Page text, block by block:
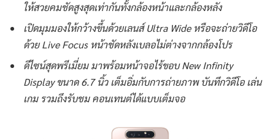
ให้สวยคมชัดสูงสุดเท่ากันทั้งกล้องหน้าและกล้องหลัง
เปิดมุมมองให้กว้างขึ้นด้วยเลนส์Ultra Wide หรือจะถ่ายวิดีโอ
ด้วย Live Focus หน้าชัดหลังเบลอไม่ต่างจากกล้องโปร
ดีไซน์สุดพรีเมี่ยม มาพร้อมหน้าจอไร้ขอบNew Infinity
Display ขนาด 6.7 นิ้ว เต็มอิ่มกับการถ่ายภาพ บันทึกวิดีโอ เล่น
เกม รวมถึงรับชม คอนเทนต์ได้แบบเต็มจอ